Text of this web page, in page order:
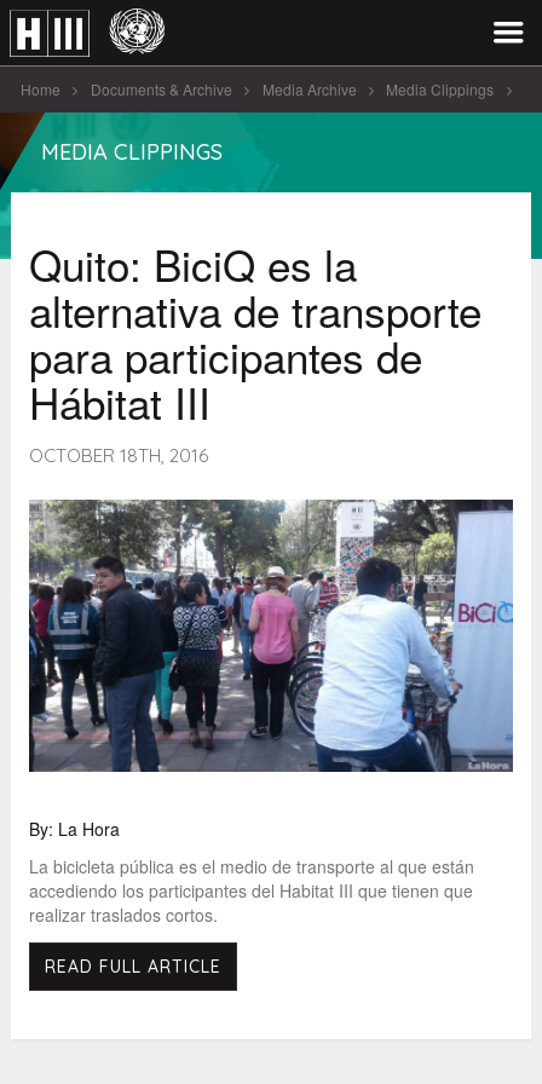
Home Documents & Archive Media Archive Media Clippings
Quito: BiciQ es la alternativa de [...]
MEDIA CLIPPINGS
Quito: BiciQ es la
alternativa de transporte
para participantes de
Hábitat III
OCTOBER 18TH, 2016
By: La Hora
La bicicleta pública es el medio de transporte al que están
accediendo los participantes del Habitat III que tienen que
realizar traslados cortos.
READ FULL ARTICLE